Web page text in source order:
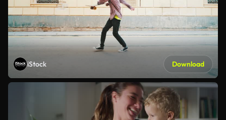
iStock Download